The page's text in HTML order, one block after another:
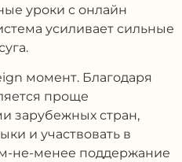
уроки с онлайн
усиливает сильные
момент. Благодаря
проще
зарубежных стран,
и участвовать в
не-менее поддержание